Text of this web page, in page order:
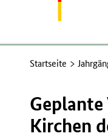
Startseite
Kirchen